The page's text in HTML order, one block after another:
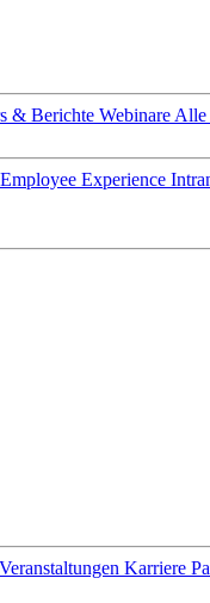
& Berichte Webinare Alle
Employee Experience
Veranstaltungen Karriere